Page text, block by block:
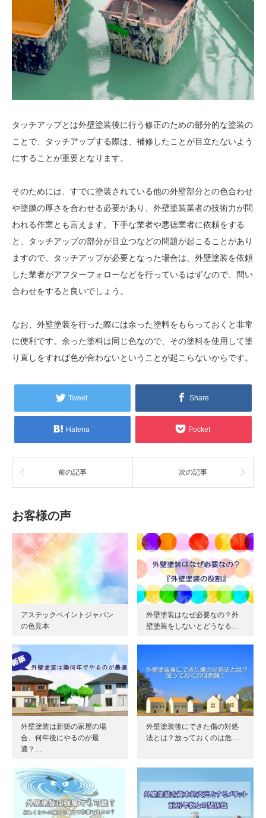
タッチアップとは外壁塗装後に行う修正のための部分的な塗装の
ことで、タッチアップする際は、補修したことが目立たないよう
にすることが重要となります。
そのためには、すでに塗装されている他の外壁部分との色合わせ
や塗膜の厚さを合わせる必要があり、外壁塗装業者の技術力が問
われる作業とも言えます。下手な業者や悪徳業者に依頼をする
と、タッチアップの部分が目立つなどの問題が起こることがあり
ますので、タッチアップが必要となった場合は、外壁塗装を依頼
した業者がアフターフォローなどを行っているはずなので、問い
合わせをすると良いでしょう。
なお、外壁塗装を行った際には余った塗料をもらっておくと非常
に便利です。余った塗料は同じ色なので、その塗料を使用して塗
り直しをすれば色が合わないということが起こらないからです。
Tweet Share
Hatena Pocket
前の記事 次の記事
お客様の声
アステックペイントジャパン
の色見本
外壁塗装はなぜ必要なの？外
壁塗装をしないとどうなる…
外壁塗装は新築の家屋の場
合、何年後にやるのが最
適？…
外壁塗装後にできた傷の対処
法とは？放っておくのは危…